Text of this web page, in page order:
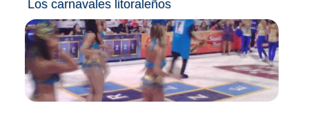
Los carnavales litoraleños